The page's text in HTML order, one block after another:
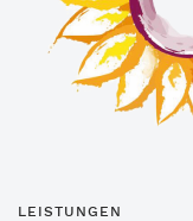
LEISTUNGEN